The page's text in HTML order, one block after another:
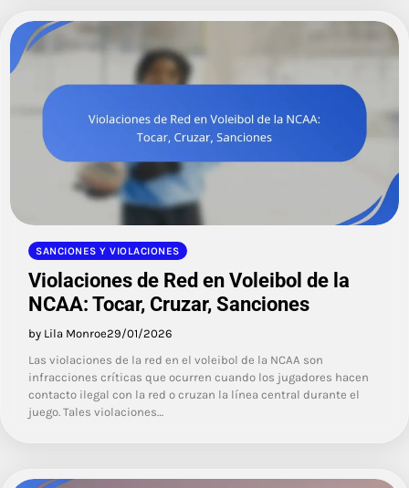
SANCIONES Y VIOLACIONES
Violaciones de Red en Voleibol de la
NCAA: Tocar, Cruzar, Sanciones
by Lila Monroe29/01/2026
Las violaciones de la red en el voleibol de la NCAA son
infracciones críticas que ocurren cuando los jugadores hacen
contacto ilegal con la red o cruzan la línea central durante el
juego. Tales violaciones…